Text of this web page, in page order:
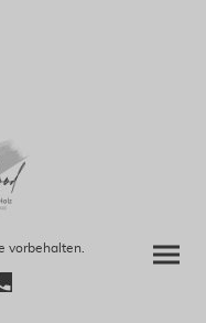
vorbehalten.